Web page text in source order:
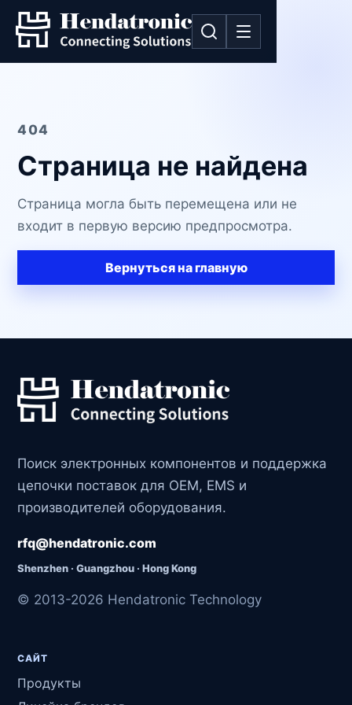
404
Страница не найдена
Страница могла быть перемещена или не
входит в первую версию предпросмотра.
Вернуться на главную
Поиск электронных компонентов и поддержка
цепочки поставок для OEM, EMS и
производителей оборудования.
rfq@hendatronic.com
Shenzhen · Guangzhou · Hong Kong
© 2013-2026 Hendatronic Technology
САЙТ
Продукты